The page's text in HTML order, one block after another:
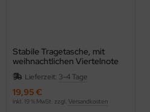
Stabile Tragetasche, mit
weihnachtlichen Viertelnote
bestickt, mit Reißverschluss
Lieferzeit: 3-4 Tage
19,95 €
inkl. 19 % MwSt. zzgl. Versandkosten